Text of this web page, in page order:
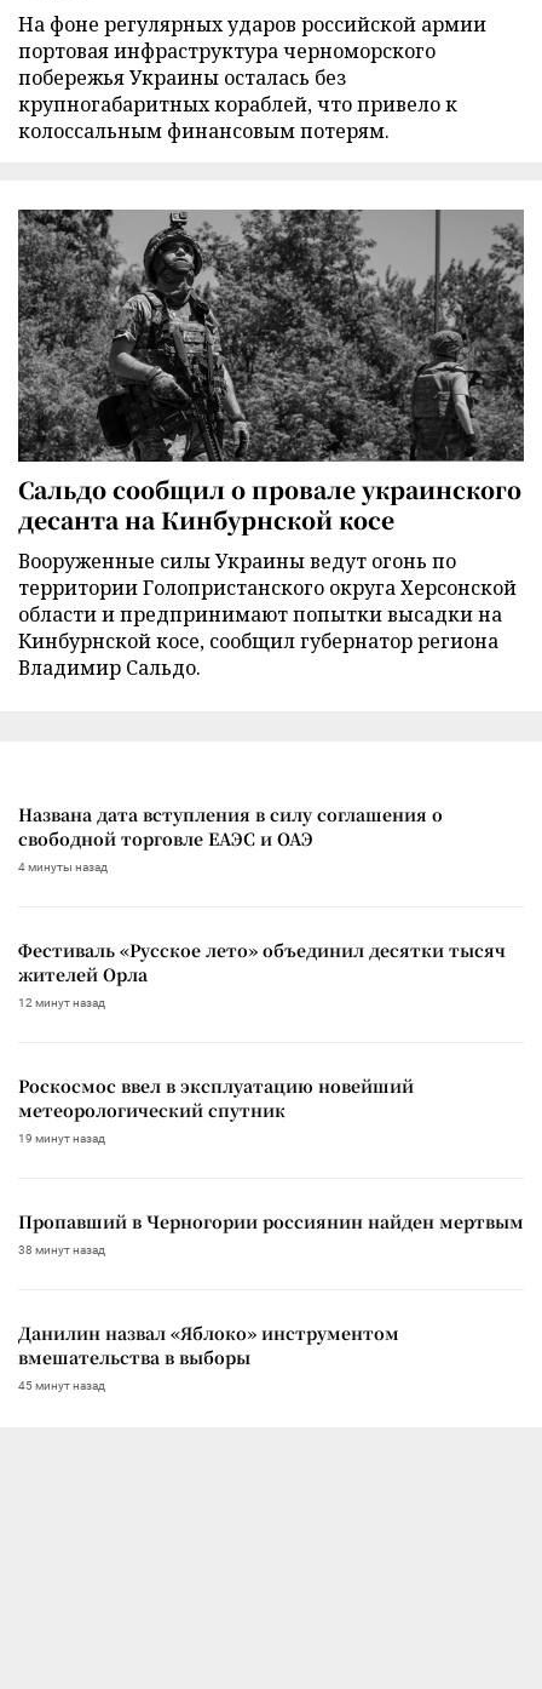
На фоне регулярных ударов российской армии
портовая инфраструктура черноморского
побережья Украины осталась без
крупногабаритных кораблей, что привело к
колоссальным финансовым потерям.
Сальдо сообщил о провале украинского
десанта на Кинбурнской косе
Вооруженные силы Украины ведут огонь по
территории Голопристанского округа Херсонской
области и предпринимают попытки высадки на
Кинбурнской косе, сообщил губернатор региона
Владимир Сальдо.
Названа дата вступления в силу соглашения о
свободной торговле ЕАЭС и ОАЭ
4 минуты назад
Фестиваль «Русское лето» объединил десятки тысяч
жителей Орла
12 минут назад
Роскосмос ввел в эксплуатацию новейший
метеорологический спутник
19 минут назад
Пропавший в Черногории россиянин найден мертвым
38 минут назад
Данилин назвал «Яблоко» инструментом
вмешательства в выборы
45 минут назад